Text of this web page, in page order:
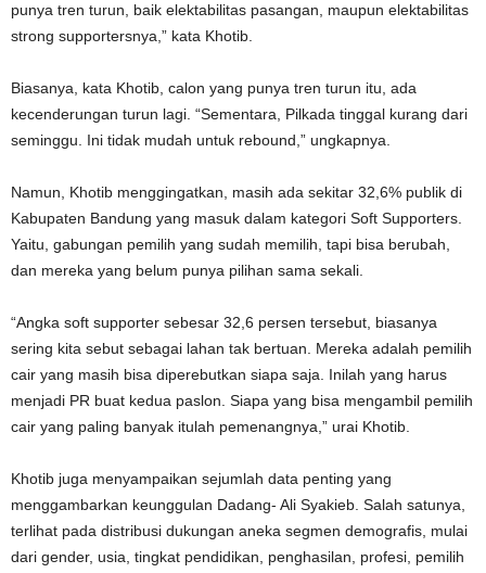
punya tren turun, baik elektabilitas pasangan, maupun elektabilitas
strong supportersnya,” kata Khotib.
Biasanya, kata Khotib, calon yang punya tren turun itu, ada
kecenderungan turun lagi. “Sementara, Pilkada tinggal kurang dari
seminggu. Ini tidak mudah untuk rebound,” ungkapnya.
Namun, Khotib menggingatkan, masih ada sekitar 32,6% publik di
Kabupaten Bandung yang masuk dalam kategori Soft Supporters.
Yaitu, gabungan pemilih yang sudah memilih, tapi bisa berubah,
dan mereka yang belum punya pilihan sama sekali.
“Angka soft supporter sebesar 32,6 persen tersebut, biasanya
sering kita sebut sebagai lahan tak bertuan. Mereka adalah pemilih
cair yang masih bisa diperebutkan siapa saja. Inilah yang harus
menjadi PR buat kedua paslon. Siapa yang bisa mengambil pemilih
cair yang paling banyak itulah pemenangnya,” urai Khotib.
Khotib juga menyampaikan sejumlah data penting yang
menggambarkan keunggulan Dadang- Ali Syakieb. Salah satunya,
terlihat pada distribusi dukungan aneka segmen demografis, mulai
dari gender, usia, tingkat pendidikan, penghasilan, profesi, pemilih